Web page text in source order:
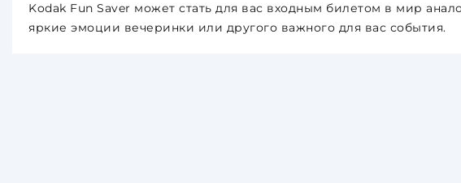
Kodak Fun Saver может стать для вас входным билетом в мир
яркие эмоции вечеринки или другого важного для вас события.